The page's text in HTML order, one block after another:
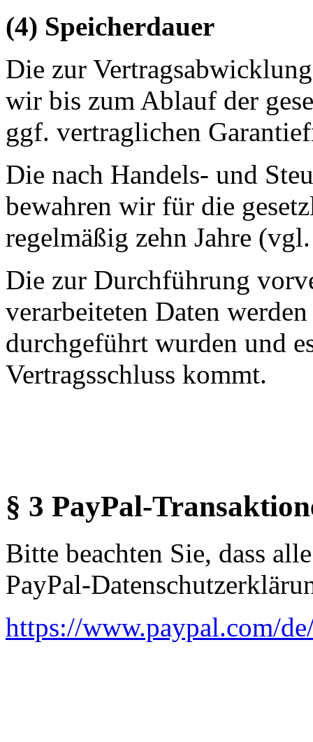
(4) Speicherdauer
Die zur
wir bis zum Ablauf der
ggf. vertraglichen
Die nach Handels- und
bewahren wir für die
regelmäßig zehn Jahre
Die zur Durchführung
verarbeiteten Daten
durchgeführt wurden und
Vertragsschluss kommt.
§ 3 PayPal-
Bitte beachten Sie, dass
PayPal-
https://www.paypal.com/